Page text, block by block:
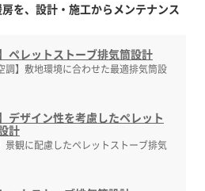
を、設計・施工からメンテナンス
ペレットストーブ排気筒設計
調】敷地環境に合わせた最適排気筒設
デザイン性を考慮したペレット
計
景観に配慮したペレットストーブ排気